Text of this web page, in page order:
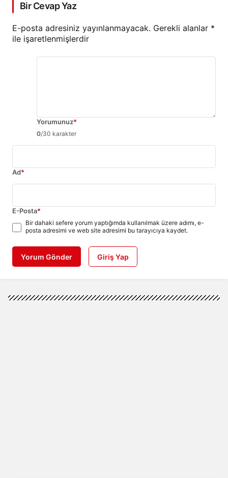
Bir Cevap Yaz
E-posta adresiniz yayınlanmayacak. Gerekli alanlar *
ile işaretlenmişlerdir
Yorumunuz*
0/30 karakter
Ad*
E-Posta*
Bir dahaki sefere yorum yaptığımda kullanılmak üzere adımı, e-
posta adresimi ve web site adresimi bu tarayıcıya kaydet.
Yorum Gönder Giriş Yap